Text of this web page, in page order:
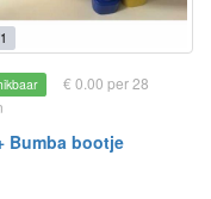
€ 0.00 per 28
Bumba bootje